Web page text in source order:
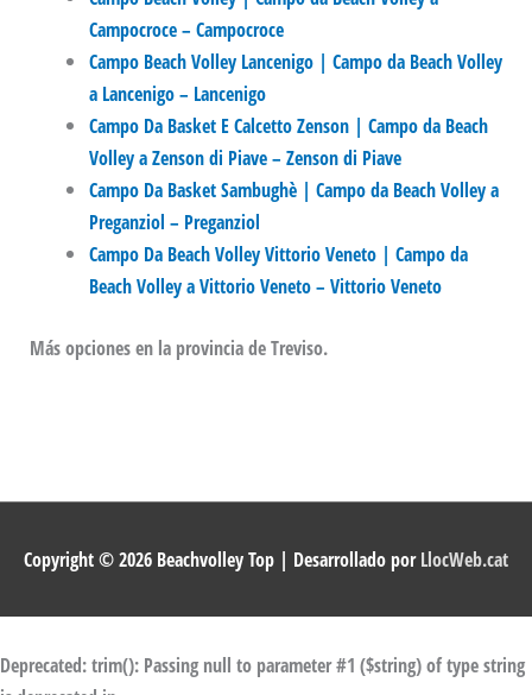
Campocroce – Campocroce
Campo Beach Volley Lancenigo | Campo da Beach Volley
a Lancenigo – Lancenigo
Campo Da Basket E Calcetto Zenson | Campo da Beach
Volley a Zenson di Piave – Zenson di Piave
Campo Da Basket Sambughè | Campo da Beach Volley a
Preganziol – Preganziol
Campo Da Beach Volley Vittorio Veneto | Campo da
Beach Volley a Vittorio Veneto – Vittorio Veneto
Más opciones en la provincia de Treviso.
Copyright © 2026 Beachvolley Top | Desarrollado porLlocWeb.cat
Deprecated: trim(): Passing null to parameter #1 ($string) of type string